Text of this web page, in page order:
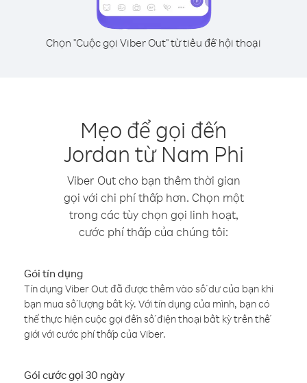
Chọn "Cuộc gọi Viber Out" từ tiêu đề hội thoại
Mẹo để gọi đến
Jordan từ Nam Phi
Viber Out cho bạn thêm thời gian
gọi với chi phí thấp hơn. Chọn một
trong các tùy chọn gọi linh hoạt,
cước phí thấp của chúng tôi:
Gói tín dụng
Tín dụng Viber Out đã được thêm vào số dư của bạn khi
bạn mua số lượng bất kỳ. Với tín dụng của mình, bạn có
thể thực hiện cuộc gọi đến số điện thoại bất kỳ trên thế
giới với cước phí thấp của Viber.
Gói cước gọi 30 ngày